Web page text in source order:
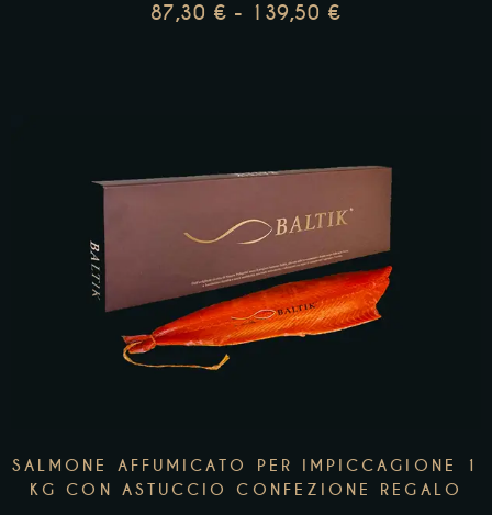
87,30 € - 139,50 €
SALMONE AFFUMICATO PER IMPICCAGIONE 1
KG CON ASTUCCIO CONFEZIONE REGALO